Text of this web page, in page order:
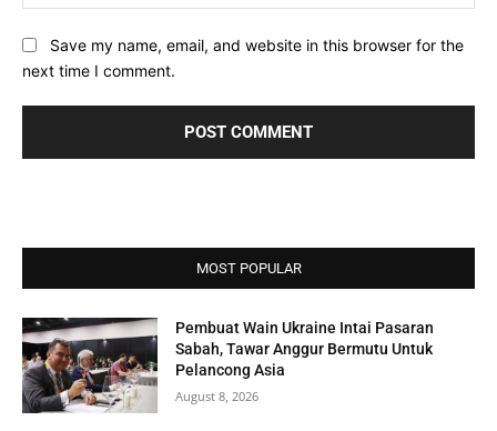
Save my name, email, and website in this browser for the
next time I comment.
MOST POPULAR
Pembuat Wain Ukraine Intai Pasaran
Sabah, Tawar Anggur Bermutu Untuk
Pelancong Asia
August 8, 2026